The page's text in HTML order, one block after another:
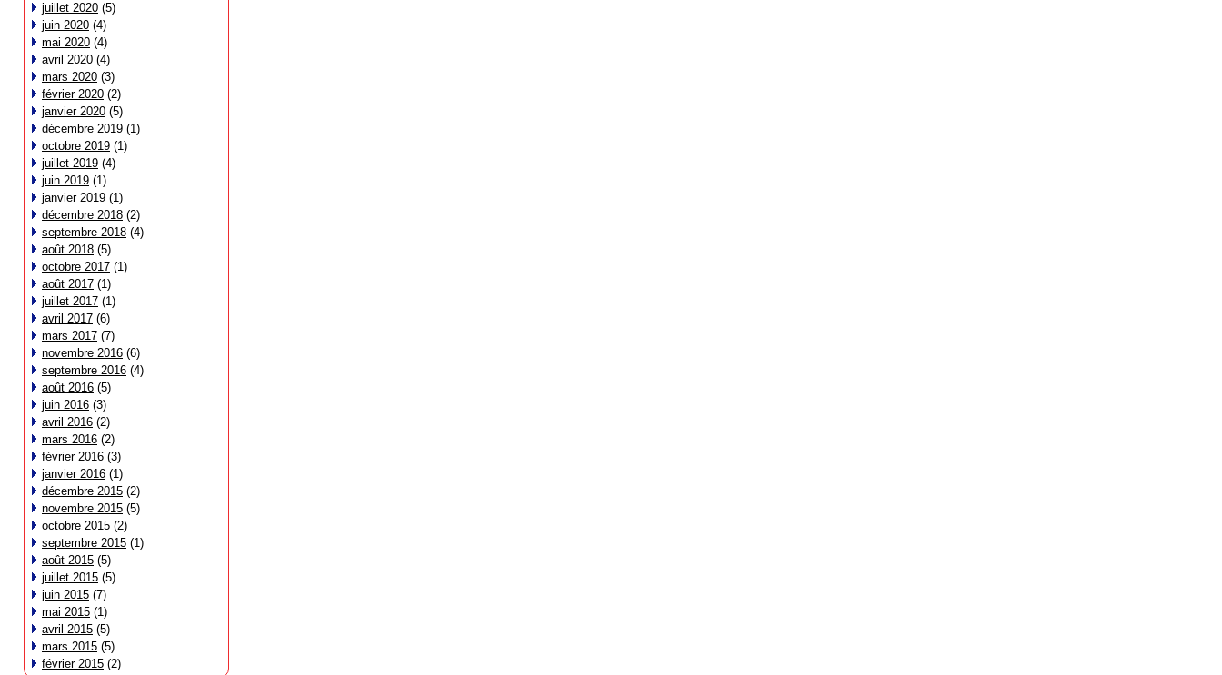
juillet 2020 (5)
juin 2020 (4)
mai 2020 (4)
avril 2020 (4)
mars 2020 (3)
février 2020 (2)
janvier 2020 (5)
décembre 2019 (1)
octobre 2019 (1)
juillet 2019 (4)
juin 2019 (1)
janvier 2019 (1)
décembre 2018 (2)
septembre 2018 (4)
août 2018 (5)
octobre 2017 (1)
août 2017 (1)
juillet 2017 (1)
avril 2017 (6)
mars 2017 (7)
novembre 2016 (6)
septembre 2016 (4)
août 2016 (5)
juin 2016 (3)
avril 2016 (2)
mars 2016 (2)
février 2016 (3)
janvier 2016 (1)
décembre 2015 (2)
novembre 2015 (5)
octobre 2015 (2)
septembre 2015 (1)
août 2015 (5)
juillet 2015 (5)
juin 2015 (7)
mai 2015 (1)
avril 2015 (5)
mars 2015 (5)
février 2015 (2)